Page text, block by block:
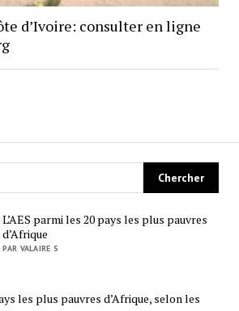
d’Ivoire: consulter en ligne
L’AES parmi les 20 pays les plus pauvres
d’Afrique
PAR VALAIRE S
les plus pauvres d’Afrique, selon les